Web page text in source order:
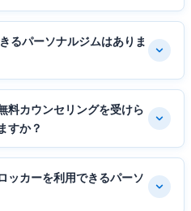
るパーソナルジムはありま
料カウンセリングを受けら
すか？
ッカーを利用できるパーソ